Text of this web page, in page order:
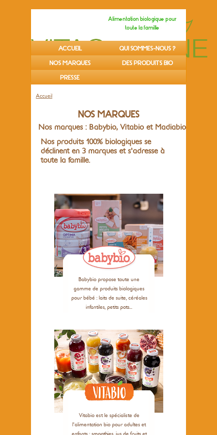
ACCUEIL
QUI SOMMES-NOUS ?
NOS MARQUES
DES PRODUITS BIO
PRESSE
Accueil
NOS MARQUES
Nos marques : Babybio, Vitabio et Madiabio
Nos produits 100% biologiques se
déclinent en 3 marques et s'adresse à
toute la famille.
Babybio propose toute une
gamme de produits biologiques
pour bébé : laits de suite, céréales
infantiles, petits pots...
Vitabio est le spécialiste de
l'alimentation bio pour adultes et